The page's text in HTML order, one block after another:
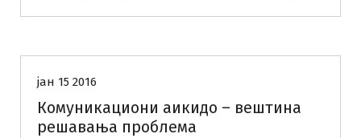
јан 15 2016
Комуникациони аикидо – вештина
решавања проблема